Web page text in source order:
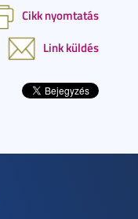
Cikk nyomtatás
Link küldés